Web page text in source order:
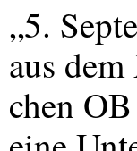
„5.
aus
chen